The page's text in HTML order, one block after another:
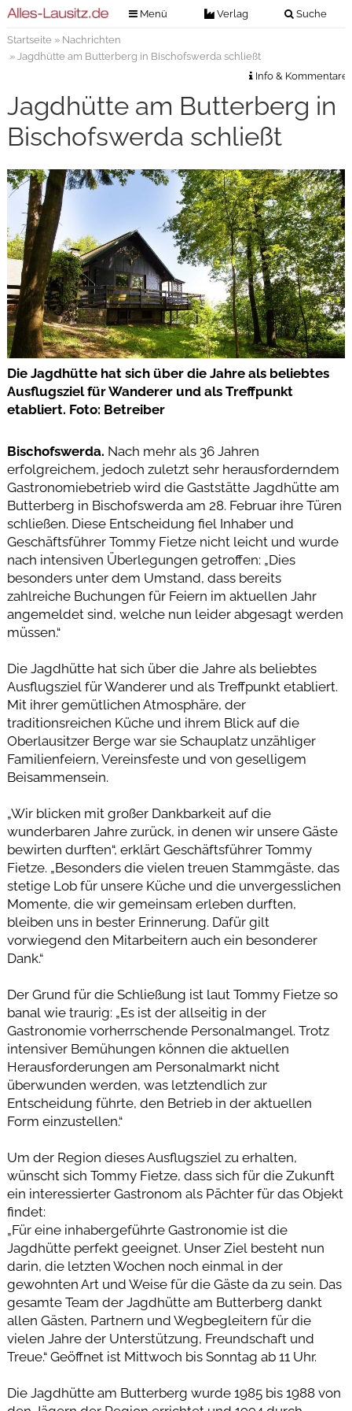
Menü Verlag Suche
Verlag
Kontakt
Impressum
Veranstaltungstickets
Anzeigenannahme
Anzeigensuche
Digitale Ausgaben
Startseite» Nachrichten
» Jagdhütte am Butterberg in Bischofswerda schließt
Info & Kommentare
Jagdhütte am Butterberg in
Bischofswerda schließt
Die Jagdhütte hat sich über die Jahre als beliebtes
Ausflugsziel für Wanderer und als Treffpunkt
etabliert. Foto: Betreiber
Bischofswerda. Nach mehr als 36 Jahren
erfolgreichem, jedoch zuletzt sehr herausforderndem
Gastronomiebetrieb wird die Gaststätte Jagdhütte am
Butterberg in Bischofswerda am 28. Februar ihre Türen
schließen. Diese Entscheidung fiel Inhaber und
Geschäftsführer Tommy Fietze nicht leicht und wurde
nach intensiven Überlegungen getroffen: „Dies
besonders unter dem Umstand, dass bereits
zahlreiche Buchungen für Feiern im aktuellen Jahr
angemeldet sind, welche nun leider abgesagt werden
müssen.“
Die Jagdhütte hat sich über die Jahre als beliebtes
Ausflugsziel für Wanderer und als Treffpunkt etabliert.
Mit ihrer gemütlichen Atmosphäre, der
traditionsreichen Küche und ihrem Blick auf die
Oberlausitzer Berge war sie Schauplatz unzähliger
Familienfeiern, Vereinsfeste und von geselligem
Beisammensein.
„Wir blicken mit großer Dankbarkeit auf die
wunderbaren Jahre zurück, in denen wir unsere Gäste
bewirten durften“, erklärt Geschäftsführer Tommy
Fietze. „Besonders die vielen treuen Stammgäste, das
stetige Lob für unsere Küche und die unvergesslichen
Momente, die wir gemeinsam erleben durften,
bleiben uns in bester Erinnerung. Dafür gilt
vorwiegend den Mitarbeitern auch ein besonderer
Dank.“
Der Grund für die Schließung ist laut Tommy Fietze so
banal wie traurig: „Es ist der allseitig in der
Gastronomie vorherrschende Personalmangel. Trotz
intensiver Bemühungen können die aktuellen
Herausforderungen am Personalmarkt nicht
überwunden werden, was letztendlich zur
Entscheidung führte, den Betrieb in der aktuellen
Form einzustellen.“
Um der Region dieses Ausflugsziel zu erhalten,
wünscht sich Tommy Fietze, dass sich für die Zukunft
ein interessierter Gastronom als Pächter für das Objekt
findet:
„Für eine inhabergeführte Gastronomie ist die
Jagdhütte perfekt geeignet. Unser Ziel besteht nun
darin, die letzten Wochen noch einmal in der
gewohnten Art und Weise für die Gäste da zu sein. Das
gesamte Team der Jagdhütte am Butterberg dankt
allen Gästen, Partnern und Wegbegleitern für die
vielen Jahre der Unterstützung, Freundschaft und
Treue.“ Geöffnet ist Mittwoch bis Sonntag ab 11 Uhr.
Die Jagdhütte am Butterberg wurde 1985 bis 1988 von